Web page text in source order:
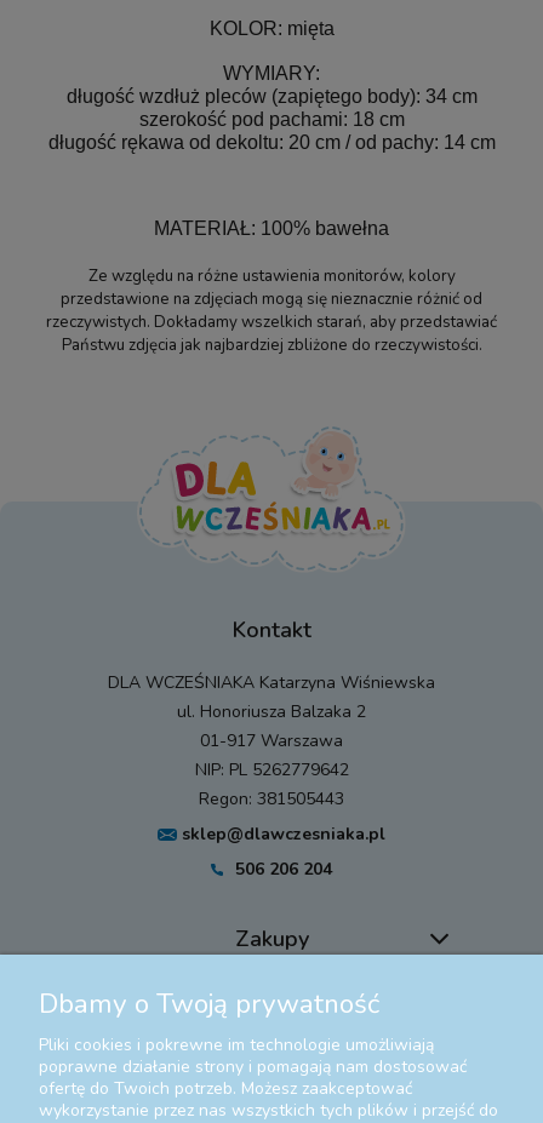
KOLOR: mięta
WYMIARY:
długość wzdłuż pleców (zapiętego body): 34 cm
szerokość pod pachami: 18 cm
długość rękawa od dekoltu: 20 cm / od pachy: 14 cm
MATERIAŁ: 100% bawełna
Ze względu na różne ustawienia monitorów, kolory
przedstawione na zdjęciach mogą się nieznacznie różnić od
rzeczywistych. Dokładamy wszelkich starań, aby przedstawiać
Państwu zdjęcia jak najbardziej zbliżone do rzeczywistości.
Kontakt
DLA WCZEŚNIAKA Katarzyna Wiśniewska
ul. Honoriusza Balzaka 2
01-917 Warszawa
NIP: PL 5262779642
Regon: 381505443
sklep@dlawczesniaka.pl
506 206 204
Zakupy
Pomoc
Moje konto
Dbamy o Twoją prywatność
Pliki cookies i pokrewne im technologie umożliwiają
poprawne działanie strony i pomagają nam dostosować
ofertę do Twoich potrzeb. Możesz zaakceptować
wykorzystanie przez nas wszystkich tych plików i przejść do